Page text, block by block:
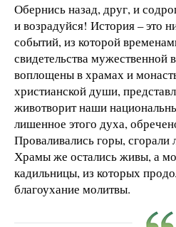
Обернись назад, друг, и
и возрадуйся! История – это
событий, из которой
свидетельства мужественной
воплощены в храмах и
христианской души,
животворит наши
лишенное этого духа,
Проваливались горы, сгорали
Храмы же остались живы, а
кадильницы, из которых
благоухание молитвы.